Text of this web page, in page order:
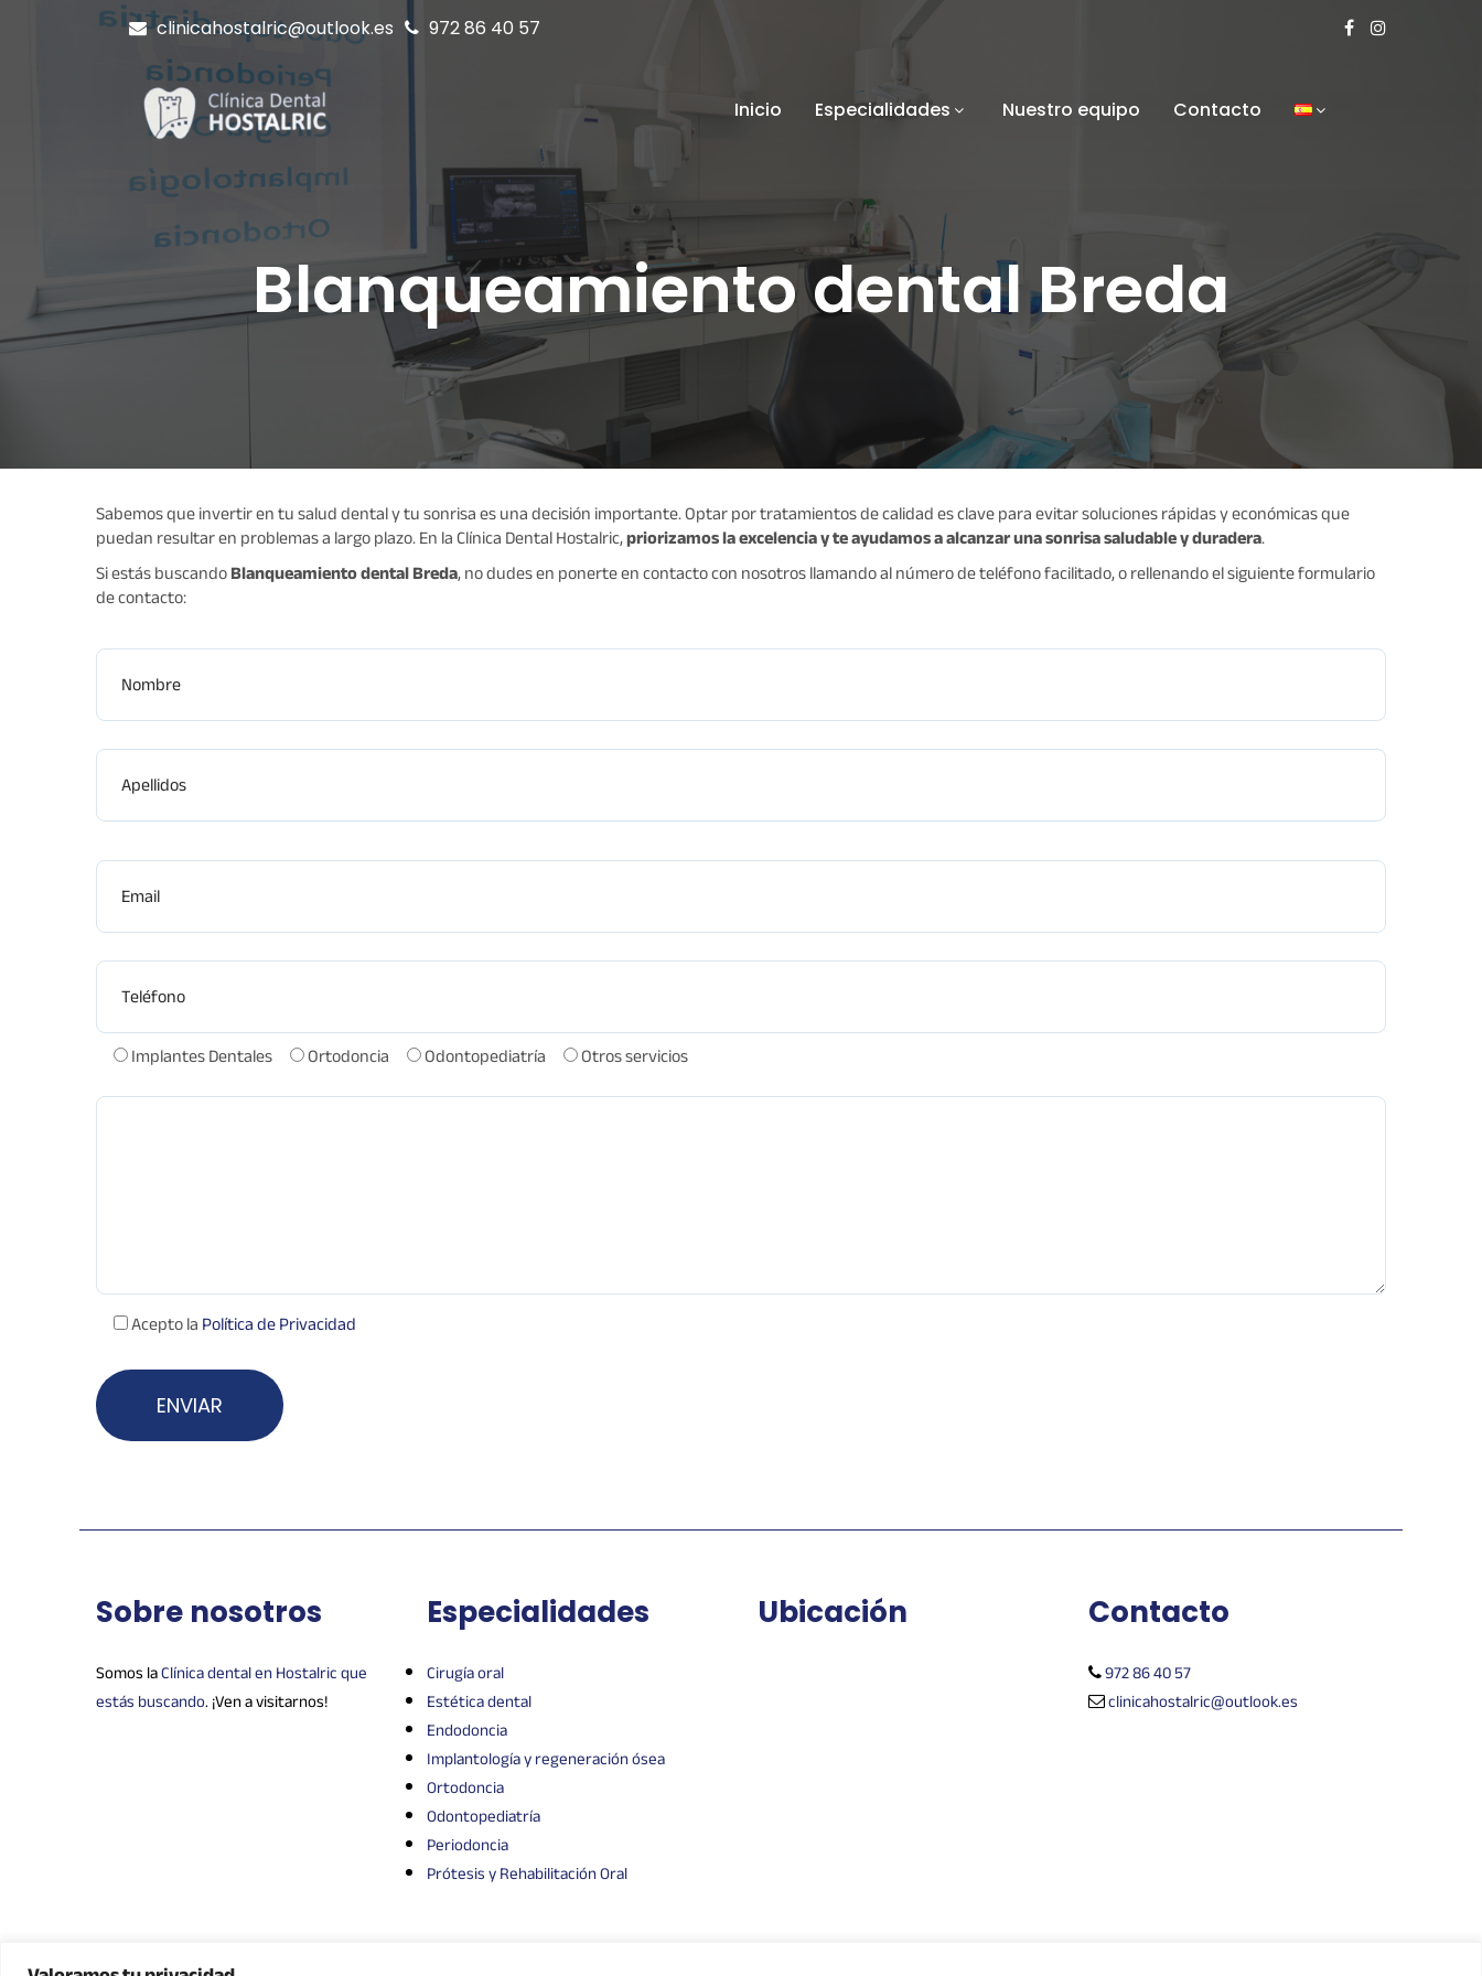
clinicahostalric@outlook.es 972 86 40 57
Inicio Especialidades Nuestro equipo Contacto
Blanqueamiento dental Breda
Sabemos que invertir en tu salud dental y tu sonrisa es una decisión importante. Optar por tratamientos de calidad es clave para evitar soluciones rápidas y económicas que
puedan resultar en problemas a largo plazo. En la Clínica Dental Hostalric,priorizamos la excelencia y te ayudamos a alcanzar una sonrisa saludable y duradera.
Si estás buscandoBlanqueamiento dental Breda, no dudes en ponerte en contacto con nosotros llamando al número de teléfono facilitado, o rellenando el siguiente formulario
de contacto:
Apellidos
Teléfono
Implantes Dentales Ortodoncia Odontopediatría Otros servicios
Acepto laPolítica de Privacidad
Sobre nosotros
Somos laClínica dental en Hostalric que
estás buscando. ¡Ven a visitarnos!
Especialidades
Cirugía oral
Estética dental
Endodoncia
Implantología y regeneración ósea
Ortodoncia
Odontopediatría
Periodoncia
Prótesis y Rehabilitación Oral
Ubicación Contacto
972 86 40 57
clinicahostalric@outlook.es